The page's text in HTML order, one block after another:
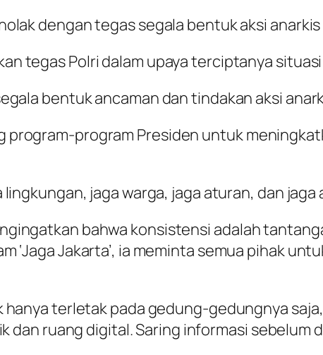
dengan tegas segala bentuk aksi
tegas Polri dalam upaya terciptanya
bentuk ancaman dan tindakan aksi
program-program Presiden untuk
lingkungan, jaga warga, jaga aturan, dan
bahwa konsistensi adalah
‘Jaga Jakarta’, ia meminta semua pihak
hanya terletak pada gedung-gedungnya
dan ruang digital. Saring informasi sebelum